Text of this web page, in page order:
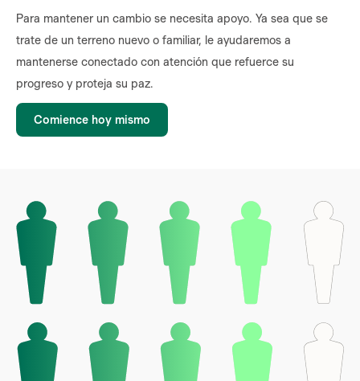
Para mantener un cambio se necesita apoyo. Ya sea que se
trate de un terreno nuevo o familiar, le ayudaremos a
mantenerse conectado con atención que refuerce su
progreso y proteja su paz.
Comience hoy mismo